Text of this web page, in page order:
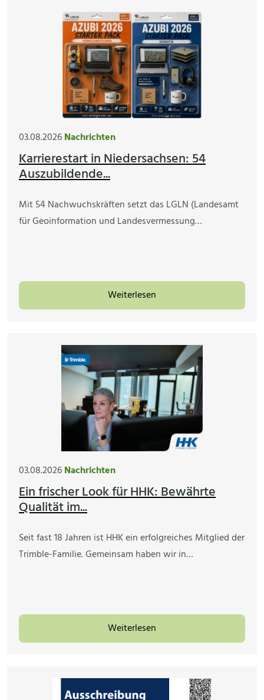
03.08.2026Nachrichten
Karrierestart in Niedersachsen: 54
Auszubildende...
Mit 54 Nachwuchskräften setzt das LGLN (Landesamt
für Geoinformation und Landesvermessung…
Weiterlesen
03.08.2026Nachrichten
Ein frischer Look für HHK: Bewährte
Qualität im...
Seit fast 18 Jahren ist HHK ein erfolgreiches Mitglied der
Trimble-Familie. Gemeinsam haben wir in…
Weiterlesen